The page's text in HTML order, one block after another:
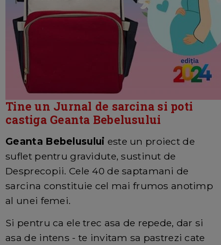
Tine un Jurnal de sarcina si poti
castiga Geanta Bebelusului
Geanta Bebelusului este un proiect de
suflet pentru gravidute, sustinut de
Desprecopii. Cele 40 de saptamani de
sarcina constituie cel mai frumos anotimp
al unei femei.
Si pentru ca ele trec asa de repede, dar si
asa de intens - te invitam sa pastrezi cate